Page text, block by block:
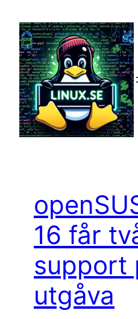
innehåll
16 får
support
utgåva